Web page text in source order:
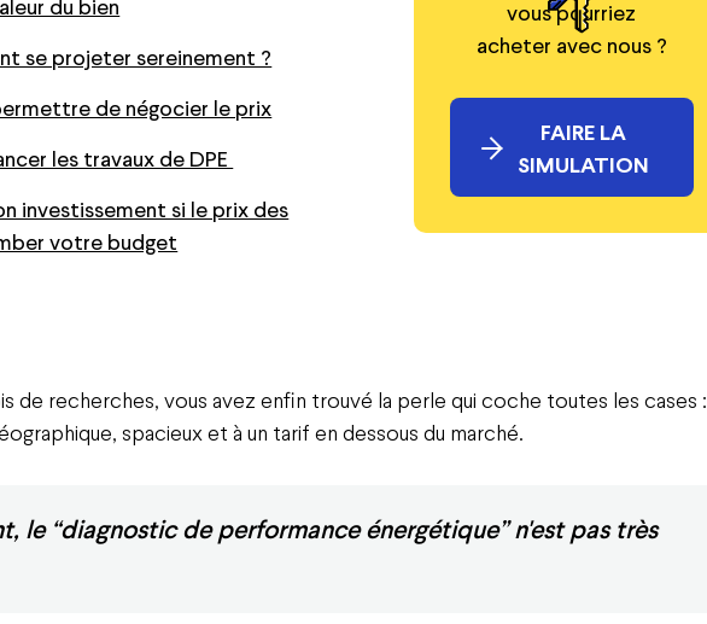
du bien
se projeter sereinement ?
de négocier le prix
les travaux de DPE
investissement si le prix des
votre budget
vous pourriez
acheter avec nous ?
FAIRE LA
SIMULATION
de recherches, vous avez enfin trouvé la perle qui coche toutes les cases :
spacieux et à un tarif en dessous du marché.
le “diagnostic de performance énergétique” n'est pas très